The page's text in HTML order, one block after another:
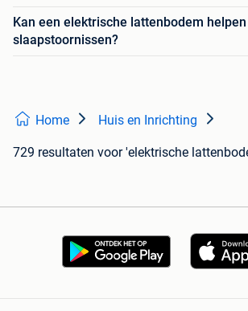
Kan een elektrische lattenbodem
slaapstoornissen?
Home Huis en Inrichting
729 resultaten voor 'elektrische